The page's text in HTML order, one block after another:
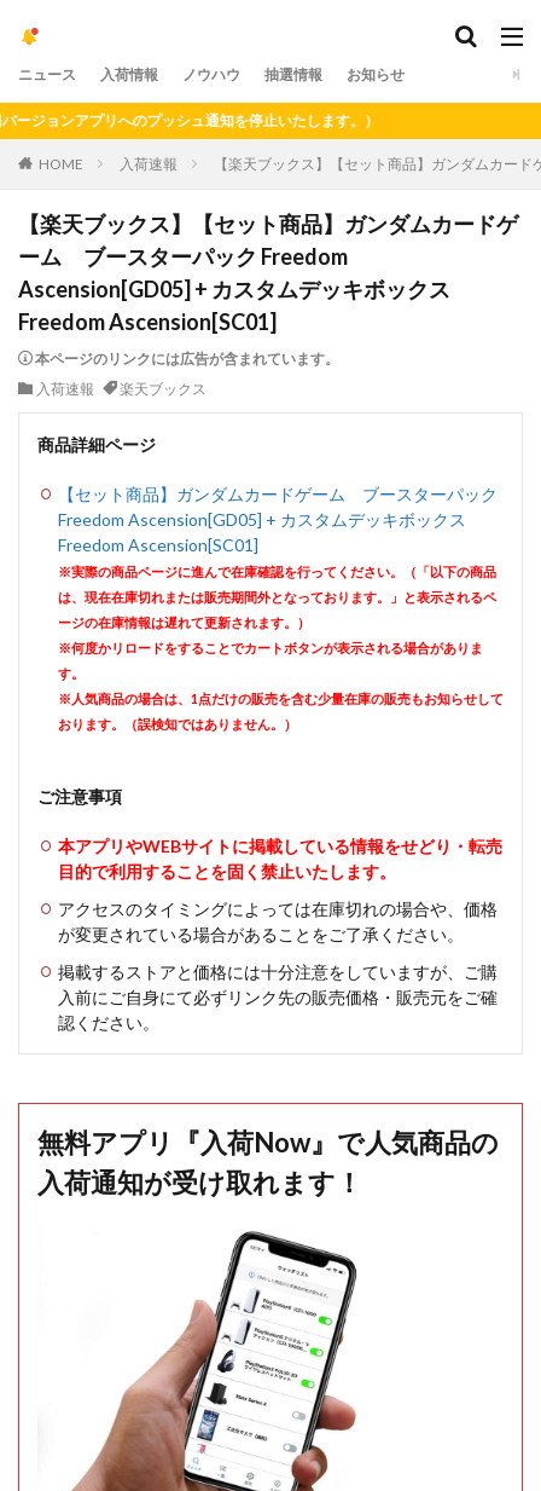
ニュース 入荷情報 ノウハウ 抽選情報 お知らせ
ンアプリへのプッシュ通知を停止いたします。）
HOME 入荷速報 【楽天ブックス】【セット商品】ガンダムカー
【楽天ブックス】【セット商品】ガンダムカードゲ
ーム ブースターパック Freedom
Ascension[GD05] + カスタムデッキボックス
Freedom Ascension[SC01]
本ページのリンクには広告が含まれています。
入荷速報
楽天ブックス
商品詳細ページ
【セット商品】ガンダムカードゲーム ブースターパック
Freedom Ascension[GD05] + カスタムデッキボックス
Freedom Ascension[SC01]
※実際の商品ページに進んで在庫確認を行ってください。（「以下の商品
は、現在在庫切れまたは販売期間外となっております。」と表示されるペ
ージの在庫情報は遅れて更新されます。）
※何度かリロードをすることでカートボタンが表示される場合がありま
す。
※人気商品の場合は、1点だけの販売を含む少量在庫の販売もお知らせして
おります。（誤検知ではありません。）
ご注意事項
本アプリやWEBサイトに掲載している情報をせどり・転売
目的で利用することを固く禁止いたします。
アクセスのタイミングによっては在庫切れの場合や、価格
が変更されている場合があることをご了承ください。
掲載するストアと価格には十分注意をしていますが、ご購
入前にご自身にて必ずリンク先の販売価格・販売元をご確
認ください。
無料アプリ『入荷Now』で人気商品の
入荷通知が受け取れます！